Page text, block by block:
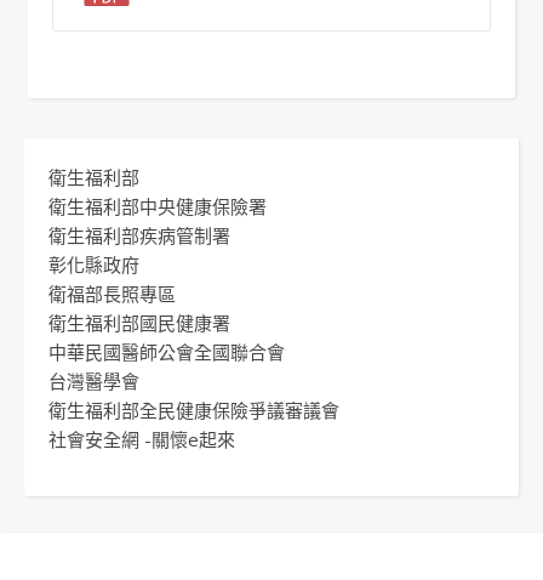
衛生福利部
衛生福利部中央健康保險署
衛生福利部疾病管制署
彰化縣政府
衛福部長照專區
衛生福利部國民健康署
中華民國醫師公會全國聯合會
台灣醫學會
衛生福利部全民健康保險爭議審議會
社會安全網 -關懷e起來